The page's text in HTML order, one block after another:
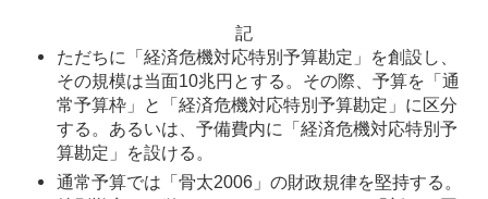
記
ただちに「経済危機対応特別予算勘定」を創設し、
その規模は当面10兆円とする。その際、予算を「通
常予算枠」と「経済危機対応特別予算勘定」に区分
する。あるいは、予備費内に「経済危機対応特別予
算勘定」を設ける。
通常予算では「骨太2006」の財政規律を堅持する。